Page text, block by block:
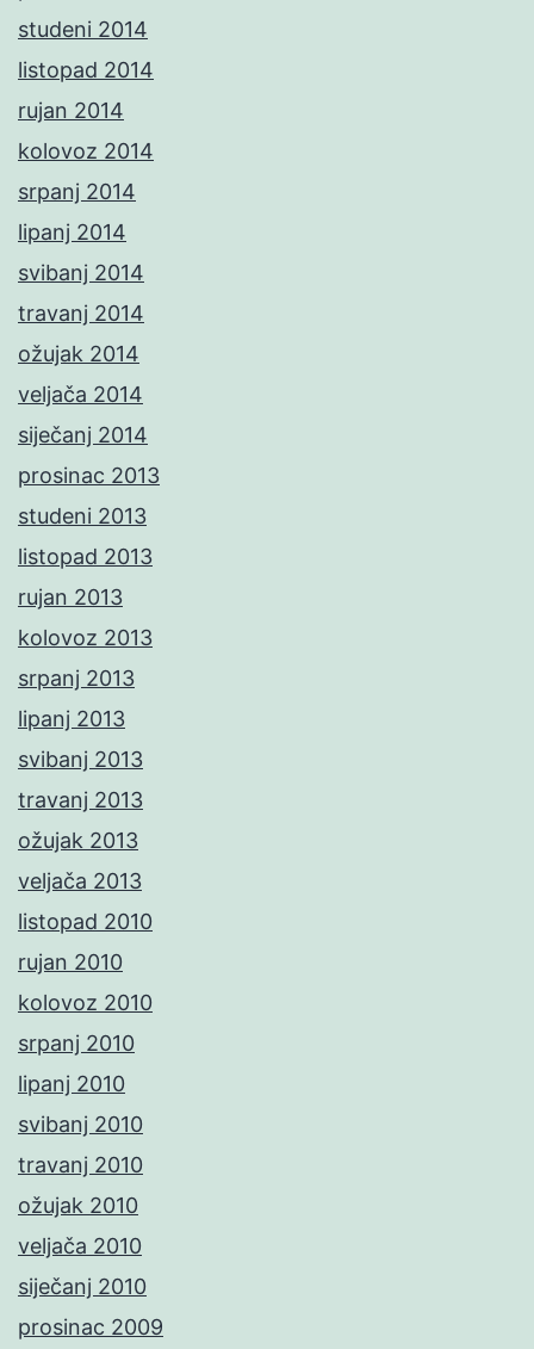
studeni 2014
listopad 2014
rujan 2014
kolovoz 2014
srpanj 2014
lipanj 2014
svibanj 2014
travanj 2014
ožujak 2014
veljača 2014
siječanj 2014
prosinac 2013
studeni 2013
listopad 2013
rujan 2013
kolovoz 2013
srpanj 2013
lipanj 2013
svibanj 2013
travanj 2013
ožujak 2013
veljača 2013
listopad 2010
rujan 2010
kolovoz 2010
srpanj 2010
lipanj 2010
svibanj 2010
travanj 2010
ožujak 2010
veljača 2010
siječanj 2010
prosinac 2009